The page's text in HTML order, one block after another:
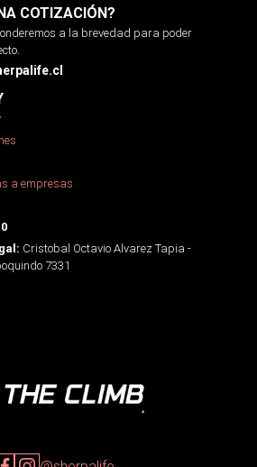
COTIZACIÓN?
a la brevedad para poder
a empresas
Cristobal Octavio Alvarez Tapia -
7331